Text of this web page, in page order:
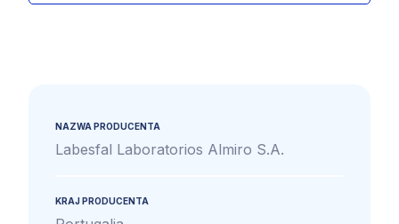
NAZWA PRODUCENTA
Labesfal Laboratorios Almiro S.A.
KRAJ PRODUCENTA